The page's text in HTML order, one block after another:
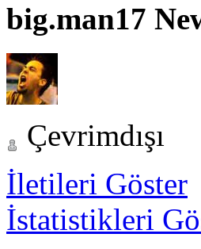
big.man17
Çevrimdışı
İletileri Göster
İstatistikleri